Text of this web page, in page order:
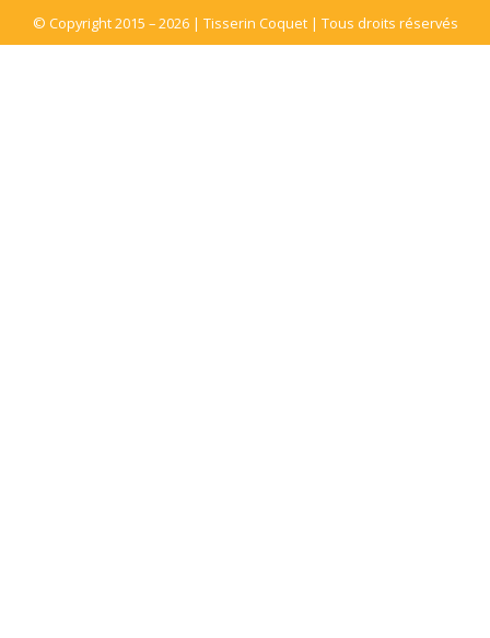
© Copyright 2015 – 2026 | Tisserin Coquet | Tous droits réservés